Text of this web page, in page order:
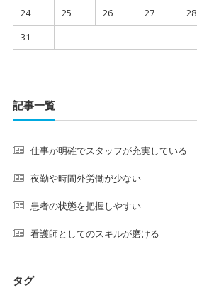
24
25 26 27 28
31
記事一覧
仕事が明確でスタッフが充実している
夜勤や時間外労働が少ない
患者の状態を把握しやすい
看護師としてのスキルが磨ける
タグ